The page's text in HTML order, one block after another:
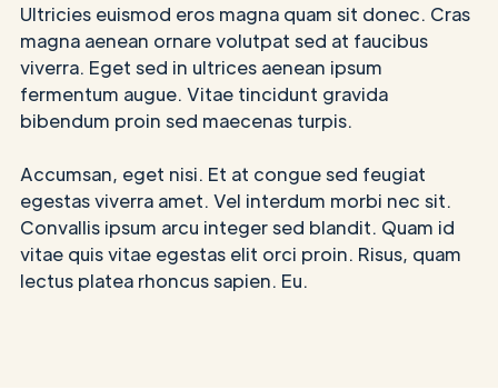
Ultricies euismod eros magna quam sit donec. Cras
magna aenean ornare volutpat sed at faucibus
viverra. Eget sed in ultrices aenean ipsum
fermentum augue. Vitae tincidunt gravida
bibendum proin sed maecenas turpis.
Accumsan, eget nisi. Et at congue sed feugiat
egestas viverra amet. Vel interdum morbi nec sit.
Convallis ipsum arcu integer sed blandit. Quam id
vitae quis vitae egestas elit orci proin. Risus, quam
lectus platea rhoncus sapien. Eu.